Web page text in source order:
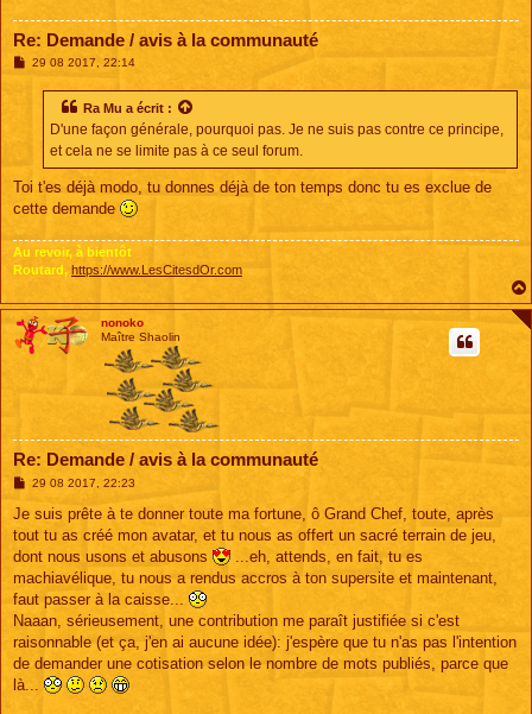
Re: Demande / avis à la communauté
M29 08 2017, 22:14
Ra Mu a écrit :
D'une façon générale, pourquoi pas. Je ne suis pas contre ce principe,
et cela ne se limite pas à ce seul forum.
Toi t'es déjà modo, tu donnes déjà de ton temps donc tu es exclue de
cette demande
Au revoir, à bientôt
Routard, https://www.LesCitesdOr.com
nonoko
Maître Shaolin
Re: Demande / avis à la communauté
M
s
a
g
29 08 2017, 22:23
Je suis prête à te donner toute ma fortune, ô Grand Chef, toute, après
tout tu as créé mon avatar, et tu nous as offert un sacré terrain de jeu,
dont nous usons et abusons
...eh, attends, en fait, tu es
machiavélique, tu nous a rendus accros à ton supersite et maintenant,
faut passer à la caisse...
Naaan, sérieusement, une contribution me paraît justifiée si c'est
raisonnable (et ça, j'en ai aucune idée): j'espère que tu n'as pas l'intention
de demander une cotisation selon le nombre de mots publiés, parce que
là...